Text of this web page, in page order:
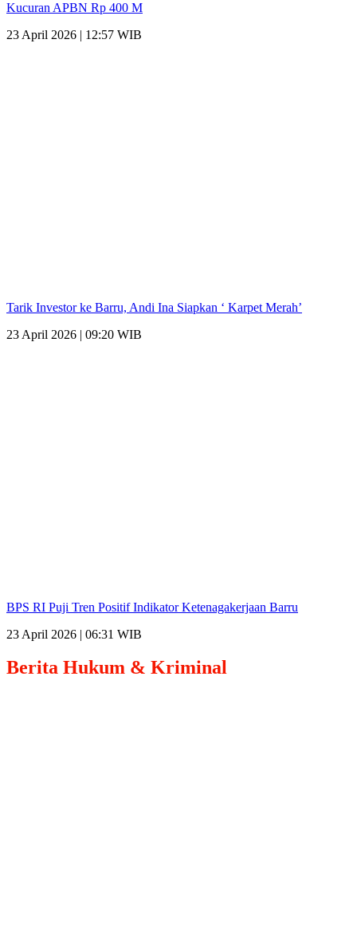
Kucuran APBN Rp 400 M
23 April 2026 | 12:57 WIB
Tarik Investor ke Barru, Andi Ina Siapkan ‘ Karpet Merah’
23 April 2026 | 09:20 WIB
BPS RI Puji Tren Positif Indikator Ketenagakerjaan Barru
23 April 2026 | 06:31 WIB
Berita Hukum & Kriminal